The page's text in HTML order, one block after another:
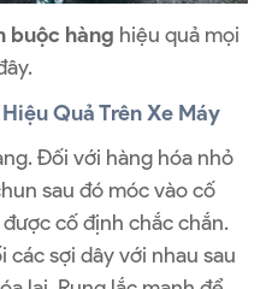
buộc hàng hiệu quả mọi
Quả Trên Xe Máy
Đối với hàng hóa nhỏ
sau đó móc vào cố
cố định chắc chắn.
sợi dây với nhau sau